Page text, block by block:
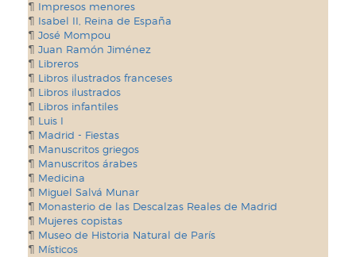
Impresos menores
Isabel II, Reina de España
José Mompou
Juan Ramón Jiménez
Libreros
Libros ilustrados franceses
Libros ilustrados
Libros infantiles
Luis I
Madrid - Fiestas
Manuscritos griegos
Manuscritos árabes
Medicina
Miguel Salvá Munar
Monasterio de las Descalzas Reales de Madrid
Mujeres copistas
Museo de Historia Natural de París
Místicos